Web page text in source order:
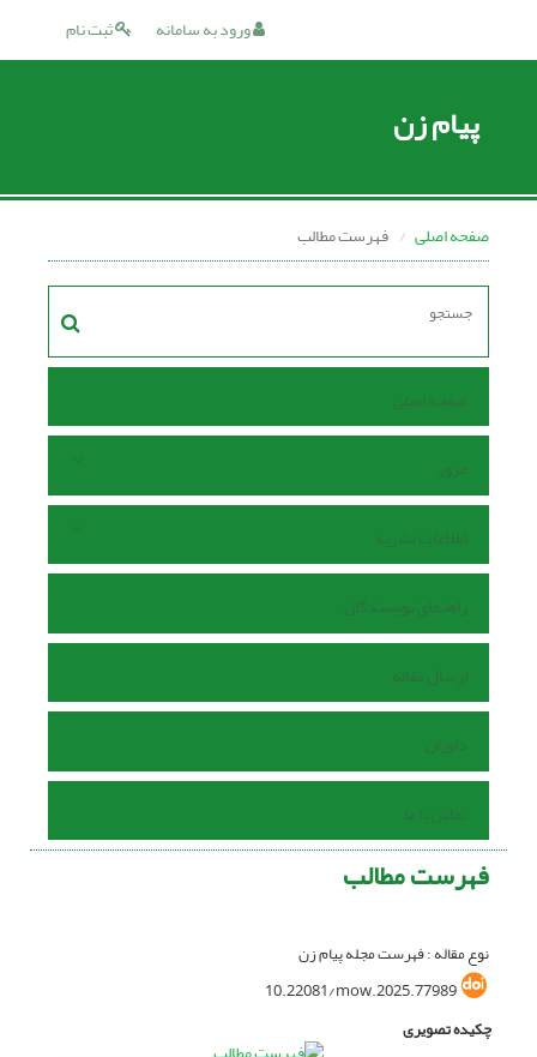
ثبت نام ورود به سامانه
پیام زن
صفحه اصلی فهرست مطالب
صفحه اصلی
مرور
اطلاعات نشریه
راهنمای نویسندگان
ارسال مقاله
داوران
تماس با ما
فهرست مطالب
نوع مقاله : فهرست مجله پیام زن
10.22081/mow.2025.77989
چکیده تصویری